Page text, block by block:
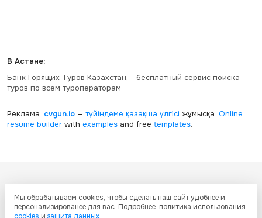
В Астане:
Банк Горящих Туров Казахстан, - бесплатный сервис поиска
туров по всем туроператорам
Реклама: cvgun.io— түйіндеме қазақша үлгісі жұмысқа. Online
resume builderwith examplesand free templates.
графическое содержание, структуру и оформление страниц защищены
международными соглашениями и законодательством Республики
Мы обрабатываем cookies, чтобы сделать наш сайт удобнее и
персонализированее для вас. Подробнее: политика использования